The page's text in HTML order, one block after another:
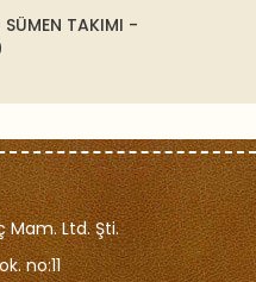
SÜMEN TAKIMI -
Mam. Ltd. Şti.
no:11